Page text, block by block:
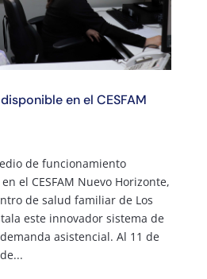
en el CESFAM
de funcionamiento
el CESFAM Nuevo Horizonte,
de salud familiar de Los
este innovador sistema de
asistencial. Al 11 de